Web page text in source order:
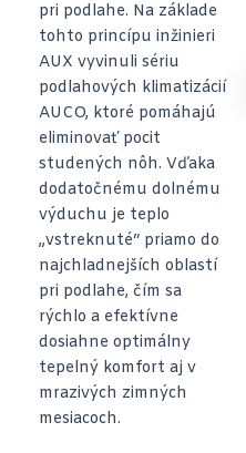
pri podlahe. Na základe
tohto princípu inžinieri
AUX vyvinuli sériu
podlahových klimatizácií
AUCO, ktoré pomáhajú
eliminovať pocit
studených nôh. Vďaka
dodatočnému dolnému
výduchu je teplo
„vstreknuté“ priamo do
najchladnejších oblastí
pri podlahe, čím sa
rýchlo a efektívne
dosiahne optimálny
tepelný komfort aj v
mrazivých zimných
mesiacoch.